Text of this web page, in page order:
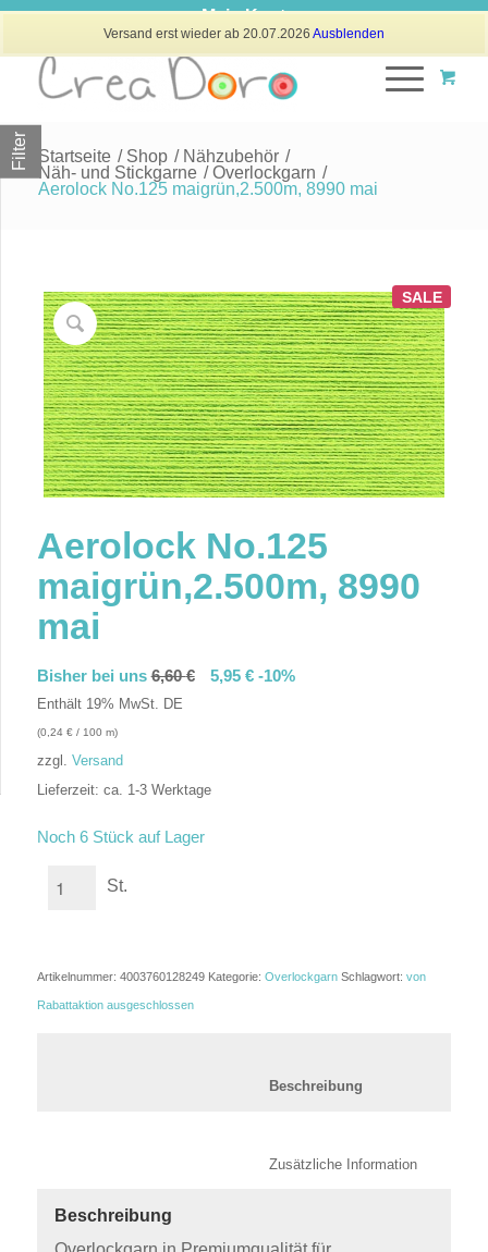
Mein Konto
Startseite / Shop / Nähzubehör /
Näh- und Stickgarne / Overlockgarn /
Aerolock No.125 maigrün,2.500m, 8990 mai
SALE
Aerolock No.125
maigrün,2.500m, 8990
mai
Bisher bei uns 6,60€ 5,95 €-10%
Enthält 19% MwSt. DE
(0,24 €/ 100 m)
zzgl. Versand
Lieferzeit: ca. 1-3 Werktage
Noch 6 Stück auf Lager
St.
Artikelnummer: 4003760128249 Kategorie: Overlockgarn Schlagwort: von
Rabattaktion ausgeschlossen
Beschreibung
Filter
Versand erst wieder ab 20.07.2026 Ausblenden